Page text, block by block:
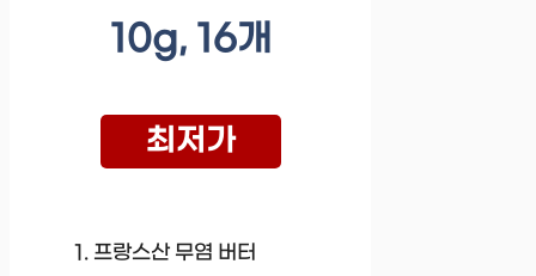
10g, 16개
최저가
프랑스산 무염 버터